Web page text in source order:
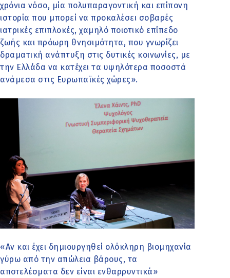
χρόνια νόσο, μία πολυπαραγοντική και επίπονη
ιστορία που μπορεί να προκαλέσει σοβαρές
ιατρικές επιπλοκές, χαμηλό ποιοτικό επίπεδο
ζωής και πρόωρη θνησιμότητα, που γνωρίζει
δραματική ανάπτυξη στις δυτικές κοινωνίες, με
την Ελλάδα να κατέχει τα υψηλότερα ποσοστά
ανάμεσα στις Ευρωπαϊκές χώρες».
«Αν και έχει δημιουργηθεί ολόκληρη βιομηχανία
γύρω από την απώλεια βάρους, τα
αποτελέσματα δεν είναι ενθαρρυντικά»